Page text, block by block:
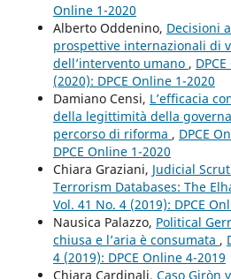
Online 1-2020
Alberto Oddenino, Decisioni
prospettive internazionali di
dell’intervento umano ,
(2020): DPCE Online 1-2020
Damiano Censi, L’efficacia
della legittimità della
percorso di riforma , DPCE
DPCE Online 1-2020
Chiara Graziani, Judicial
Terrorism Databases: The
Vol. 41 No. 4 (2019): DPCE
Nausica Palazzo, Political
chiusa e l’aria è consumata ,
4 (2019): DPCE Online 4-2019
Chiara Cardinali, Caso Giròn